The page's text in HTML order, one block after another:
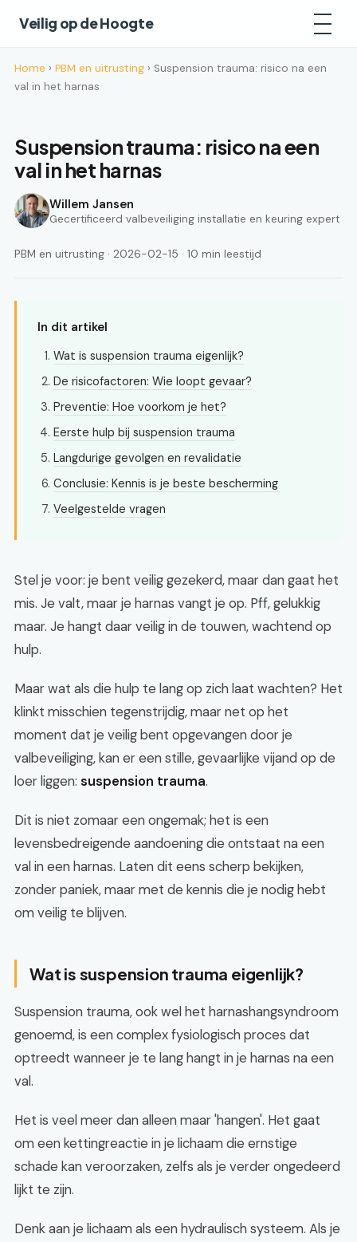
Veilig op de Hoogte
Home › PBM en uitrusting › Suspension trauma: risico na een
val in het harnas
Suspension trauma: risico na een
val in het harnas
Willem Jansen
Gecertificeerd valbeveiliging installatie en keuring expert
PBM en uitrusting · 2026-02-15 · 10 min leestijd
In dit artikel
Wat is suspension trauma eigenlijk?
De risicofactoren: Wie loopt gevaar?
Preventie: Hoe voorkom je het?
Eerste hulp bij suspension trauma
Langdurige gevolgen en revalidatie
Conclusie: Kennis is je beste bescherming
Veelgestelde vragen
Stel je voor: je bent veilig gezekerd, maar dan gaat het
mis. Je valt, maar je harnas vangt je op. Pff, gelukkig
maar. Je hangt daar veilig in de touwen, wachtend op
hulp.
Maar wat als die hulp te lang op zich laat wachten? Het
klinkt misschien tegenstrijdig, maar net op het
moment dat je veilig bent opgevangen door je
valbeveiliging, kan er een stille, gevaarlijke vijand op de
loer liggen: suspension trauma.
Dit is niet zomaar een ongemak; het is een
levensbedreigende aandoening die ontstaat na een
val in een harnas. Laten dit eens scherp bekijken,
zonder paniek, maar met de kennis die je nodig hebt
om veilig te blijven.
Wat is suspension trauma eigenlijk?
Suspension trauma, ook wel het harnashangsyndroom
genoemd, is een complex fysiologisch proces dat
optreedt wanneer je te lang hangt in je harnas na een
val.
Het is veel meer dan alleen maar 'hangen'. Het gaat
om een kettingreactie in je lichaam die ernstige
schade kan veroorzaken, zelfs als je verder ongedeerd
lijkt te zijn.
Denk aan je lichaam als een hydraulisch systeem. Als je